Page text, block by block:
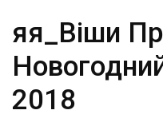
яя_Віши
2018